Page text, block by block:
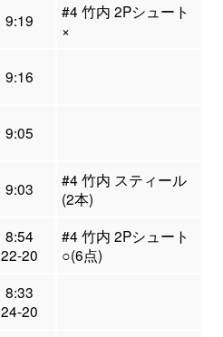
9:19
#4 竹内 2Pシュート
×
9:16
9:05
9:03
#4 竹内 スティール
(2本)
8:54
22-20
#4 竹内 2Pシュート
○(6点)
8:33
24-20